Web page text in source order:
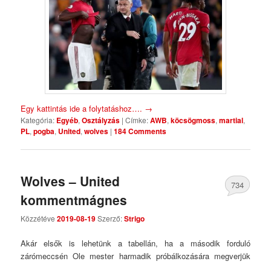
Egy kattintás ide a folytatáshoz…. →
Kategória: Egyéb,Osztályzás |Címke:AWB,köcsögmoss,martial,
PL,pogba, United,wolves |184 Comments
Wolves – United
kommentmágnes
Közzétéve2019-08-19Szerző:Strigo
734
Akár elsők is lehetünk a tabellán, ha a második forduló
zárómeccsén Ole mester harmadik próbálkozására megverjük